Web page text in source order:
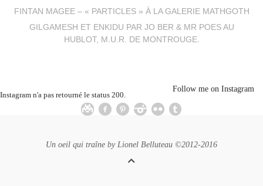
FINTAN MAGEE – « PARTICLES » À LA GALERIE MATHGOTH
GILGAMESH ET ENKIDU PAR JO BER & MR POES AU
HUBLOT, M.U.R. DE MONTROUGE.
Instagram n'a pas retourné le status 200.
Follow me on Instagram
Un oeil qui traîne by Lionel Belluteau ©2012-2016